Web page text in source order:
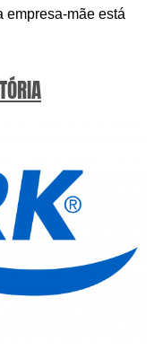
empresa-mãe está